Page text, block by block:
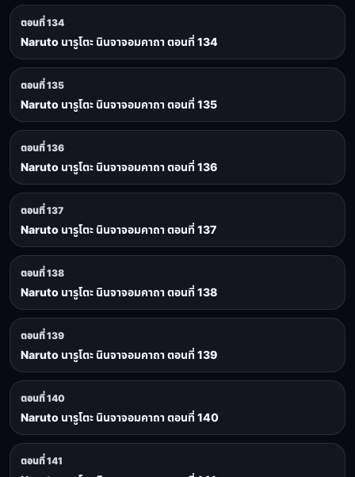
ตอนที่ 134
Naruto นารูโตะ นินจาจอมคาถา ตอนที่ 134
ตอนที่ 135
Naruto นารูโตะ นินจาจอมคาถา ตอนที่ 135
ตอนที่ 136
Naruto นารูโตะ นินจาจอมคาถา ตอนที่ 136
ตอนที่ 137
Naruto นารูโตะ นินจาจอมคาถา ตอนที่ 137
ตอนที่ 138
Naruto นารูโตะ นินจาจอมคาถา ตอนที่ 138
ตอนที่ 139
Naruto นารูโตะ นินจาจอมคาถา ตอนที่ 139
ตอนที่ 140
Naruto นารูโตะ นินจาจอมคาถา ตอนที่ 140
ตอนที่ 141